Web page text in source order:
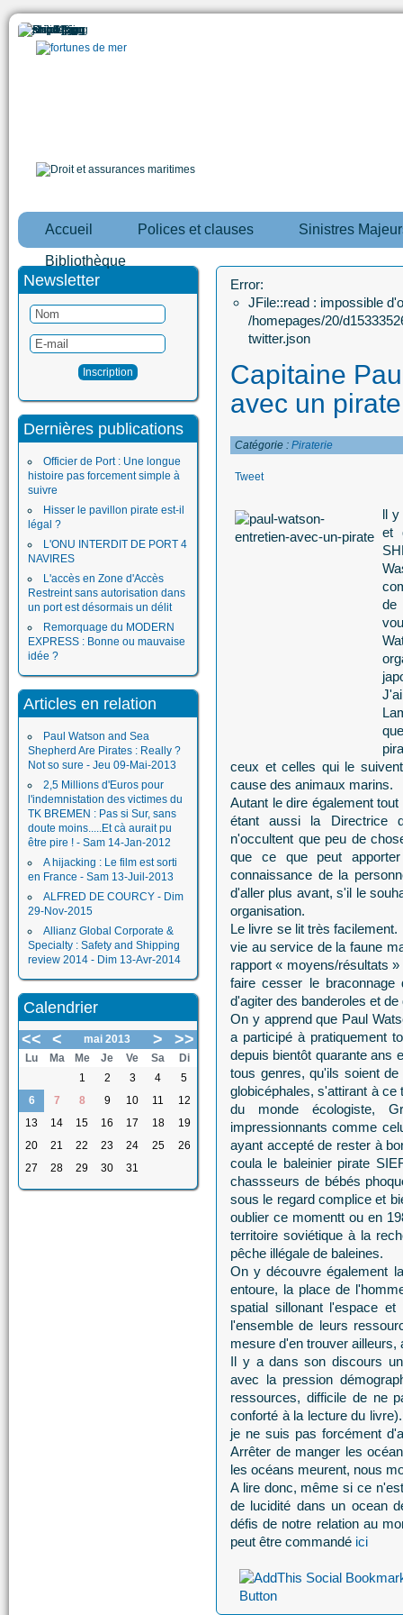
Accueil Polices et clauses Sinistres
Bibliothèque
Newsletter
Dernières publications
Officier de Port : Une longue
histoire pas forcement simple à
suivre
Hisser le pavillon pirate est-il
légal ?
L'ONU INTERDIT DE PORT 4
NAVIRES
L'accès en Zone d'Accès
Restreint sans autorisation dans
un port est désormais un délit
Remorquage du MODERN
EXPRESS : Bonne ou mauvaise
idée ?
Articles en relation
Paul Watson and Sea
Shepherd Are Pirates : Really ?
Not so sure - Jeu 09-Mai-2013
2,5 Millions d'Euros pour
l'indemnistation des victimes du
TK BREMEN : Pas si Sur, sans
doute moins.....Et cà aurait pu
être pire ! - Sam 14-Jan-2012
A hijacking : Le film est sorti
en France - Sam 13-Juil-2013
ALFRED DE COURCY - Dim
29-Nov-2015
Allianz Global Corporate &
Specialty : Safety and Shipping
review 2014 - Dim 13-Avr-2014
Calendrier
<<
< mai 2013 > >>
Lu Ma Me Je Ve Sa
Di
1
2 3 4
5
6
7 8 9 10 11
12
13
14 15 16 17 18
19
20
21 22 23 24 25
26
27
28 29 30 31
Error:
JFile::read : impossible
/homepages/20/
twitter.json
Capitaine
avec un pirate
Catégorie : Piraterie
Tweet
ll y
et
de
ceux et celles qui le
cause des animaux marins.
Autant le dire également
étant aussi la Directrice
n'occultent que peu de
que ce que peut
connaissance de la
d'aller plus avant, s'il le
organisation.
Le livre se lit très
vie au service de la faune
rapport « moyens/résultats
faire cesser le
d'agiter des banderoles et
On y apprend que Paul
a participé à pratiquement
depuis bientôt quarante ans
tous genres, qu'ils soient
globicéphales, s'attirant à
du monde écologiste,
impressionnants comme
ayant accepté de rester à
coula le baleinier pirate
chassseurs de bébés
sous le regard complice et
oublier ce momentt ou en
territoire soviétique à la
pêche illégale de baleines.
On y découvre également
entoure, la place de
spatial sillonant l'espace
l'ensemble de leurs
mesure d'en trouver
Il y a dans son discours
avec la pression
ressources, difficile de ne
conforté à la lecture du
je ne suis pas forcément
Arrêter de manger les
les océans meurent, nous
A lire donc, même si ce
de lucidité dans un ocean
défis de notre relation au
peut être commandé ici